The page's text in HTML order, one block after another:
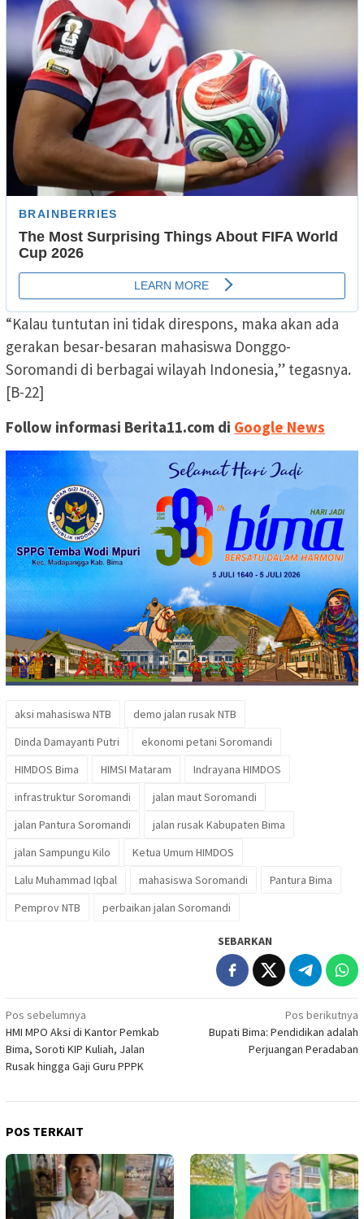
“Kalau tuntutan ini tidak direspons, maka akan ada
gerakan besar-besaran mahasiswa Donggo-
Soromandi di berbagai wilayah Indonesia,” tegasnya.
[B-22]
Follow informasi Berita11.com di Google News
aksi mahasiswa NTB
demo jalan rusak NTB
Dinda Damayanti Putri
ekonomi petani Soromandi
HIMDOS Bima
HIMSI Mataram
Indrayana HIMDOS
infrastruktur Soromandi
jalan maut Soromandi
jalan Pantura Soromandi
jalan rusak Kabupaten Bima
jalan Sampungu Kilo
Ketua Umum HIMDOS
Lalu Muhammad Iqbal
mahasiswa Soromandi
Pantura Bima
Pemprov NTB
perbaikan jalan Soromandi
SEBARKAN
Navigasi
pos
Pos sebelumnya
HMI MPO Aksi di Kantor Pemkab
Bima, Soroti KIP Kuliah, Jalan
Rusak hingga Gaji Guru PPPK
Pos berikutnya
Bupati Bima: Pendidikan adalah
Perjuangan Peradaban
POS TERKAIT